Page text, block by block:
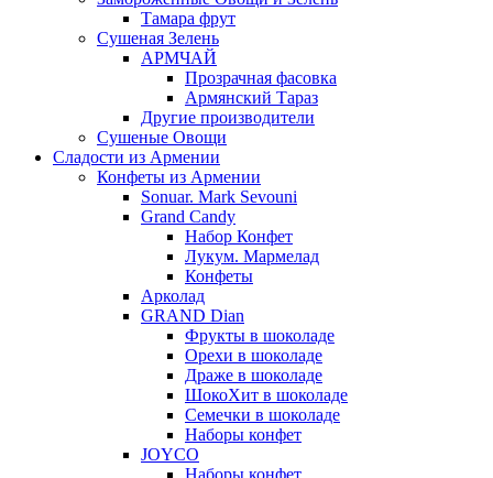
Тамара фрут
Сушеная Зелень
АРМЧАЙ
Прозрачная фасовка
Армянский Тараз
Другие производители
Сушеные Овощи
Сладости из Армении
Конфеты из Армении
Sonuar. Mark Sevouni
Grand Candy
Набор Конфет
Лукум. Мармелад
Конфеты
Арколад
GRAND Dian
Фрукты в шоколаде
Орехи в шоколаде
Драже в шоколаде
ШокоХит в шоколаде
Семечки в шоколаде
Наборы конфет
JOYCO
Наборы конфет